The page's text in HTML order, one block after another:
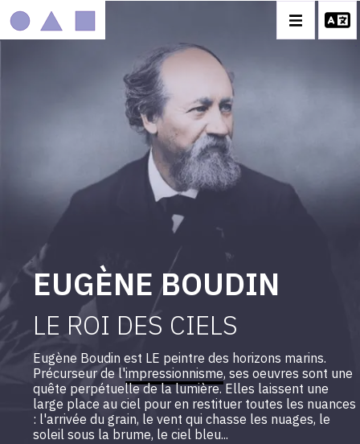
EUGÈNE BOUDIN
CATALOGUE DES OEUVRES
CONTACT
EUGÈNE BOUDIN
LE ROI DES CIELS
Eugène Boudin est LE peintre des horizons marins.
Précurseur de l'impressionnisme, ses oeuvres sont une
quête perpétuelle de la lumière. Elles laissent une
large place au ciel pour en restituer toutes les nuances
: l'arrivée du grain, le vent qui chasse les nuages, le
soleil sous la brume, le ciel bleu...
IMAGE
MOBILE